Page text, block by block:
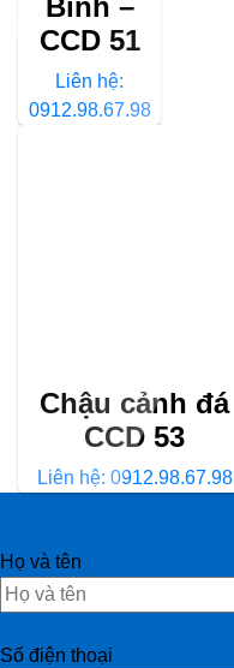
Bình –
CCD 51
Liên hệ:
0912.98.67.98
Chậu cảnh đá
CCD 53
Liên hệ: 0912.98.67.98
Họ và tên
Số điện thoại